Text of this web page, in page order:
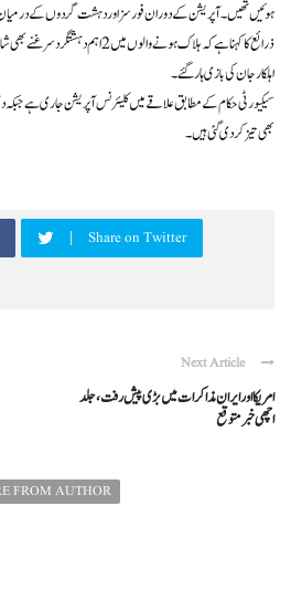
ہوئیں تھیں۔ آپریشن کے دوران فورسز اور دہشت گردوں کے درمیان
اہلکار جان کی بازی ہار گئے۔
سیکیورٹی حکام کے مطابق علاقے میں کلیئرنس آپریشن جاری ہے
بھی تیز کردی گئی ہیں۔
Share on Twitter
Next Article
امریکا اور ایران مذاکرات میں بڑی پیش رفت، جلد
اچھی خبر متوقع
FROM AUTHOR